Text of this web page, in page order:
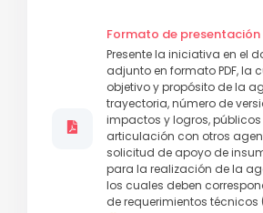
Formato de
Presente la iniciativa en el
adjunto en formato PDF, la
objetivo y propósito de la
trayectoria, número de
impactos y logros,
articulación con otros
solicitud de apoyo de
para la realización de la
los cuales deben
de requerimientos técnicos